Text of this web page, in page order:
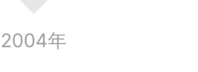
2004年